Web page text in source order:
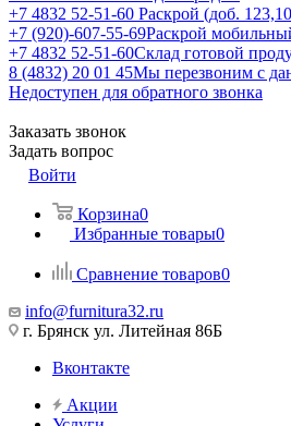
+7 4832 52-51-60 Раскрой (доб.
+7 (920)-607-55-69Раскрой
+7 4832 52-51-60Склад готовой
8 (4832) 20 01 45Мы перезвоним с
Недоступен для обратного звонка
Заказать звонок
Задать вопрос
Войти
Корзина0
Избранные товары0
Сравнение товаров0
info@furnitura32.ru
г. Брянск ул. Литейная 86Б
Вконтакте
Акции